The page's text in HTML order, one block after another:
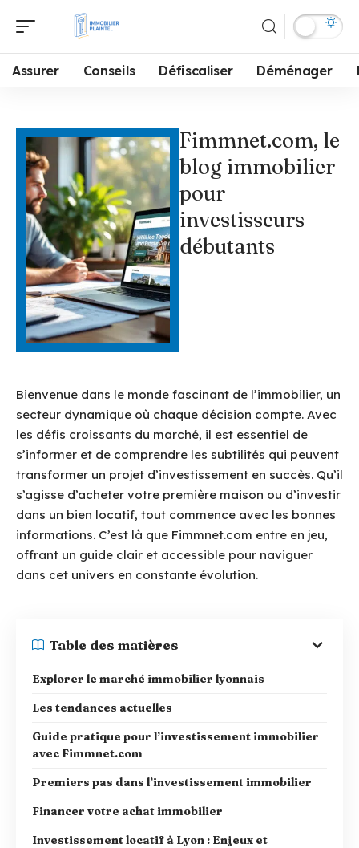
Assurer Conseils Défiscaliser Déménager
Fimmnet.com, le
blog immobilier
pour
investisseurs
débutants
Bienvenue dans le monde fascinant de l’immobilier, un
secteur dynamique où chaque décision compte. Avec
les défis croissants du marché, il est essentiel de
s’informer et de comprendre les subtilités qui peuvent
transformer un projet d’investissement en succès. Qu’il
s’agisse d’acheter votre première maison ou d’investir
dans un bien locatif, tout commence avec les bonnes
informations. C’est là que Fimmnet.com entre en jeu,
offrant un guide clair et accessible pour naviguer
dans cet univers en constante évolution.
Table des matières
Explorer le marché immobilier lyonnais
Les tendances actuelles
Guide pratique pour l’investissement immobilier
avec Fimmnet.com
Premiers pas dans l’investissement immobilier
Financer votre achat immobilier
Investissement locatif à Lyon : Enjeux et